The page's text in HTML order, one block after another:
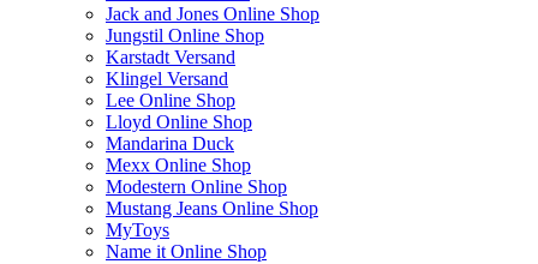
Jack and Jones Online Shop
Jungstil Online Shop
Karstadt Versand
Klingel Versand
Lee Online Shop
Lloyd Online Shop
Mandarina Duck
Mexx Online Shop
Modestern Online Shop
Mustang Jeans Online Shop
MyToys
Name it Online Shop